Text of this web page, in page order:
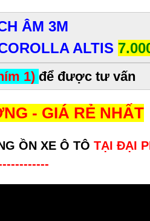
ÂM 3M
ALTIS
1) để được tư vấn
- GIÁ RẺ NHẤT
ỒN XE Ô TÔ TẠI ĐẠI